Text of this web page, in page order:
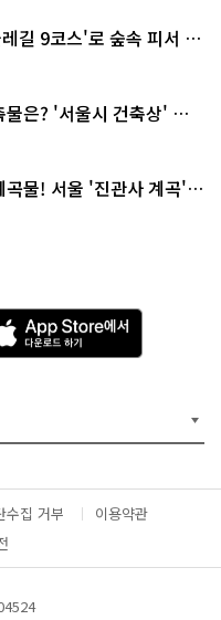
길 9코스'로 숲속 피서 떠
물은? '서울시 건축상' 수
곡물! 서울 '진관사 계곡'이
A
p
p
e
서
다
운
수집 거부
이용약관